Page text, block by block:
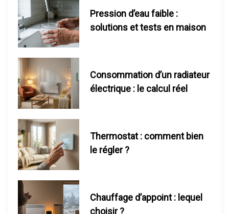
a
r
t
i
c
l
e
Pression d’eau faible :
solutions et tests en maison
Consommation d’un radiateur
électrique : le calcul réel
Thermostat : comment bien
le régler ?
Chauffage d’appoint : lequel
choisir ?